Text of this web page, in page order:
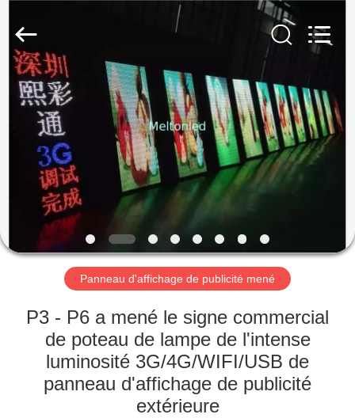
MAISON
PRODUITS
SUJET
DE
NOUS
VISITE
D'USINE
CONTRÔLE
Rights
Reserved.
Panneau d'affichage de publicité mené
P3 - P6 a mené le signe commercial
de poteau de lampe de l'intense
luminosité 3G/4G/WIFI/USB de
panneau d'affichage de publicité
extérieure